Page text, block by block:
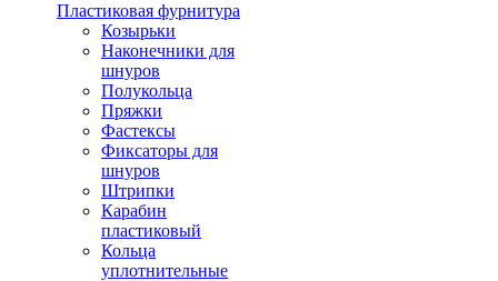
Пластиковая фурнитура
Козырьки
Наконечники для
шнуров
Полукольца
Пряжки
Фастексы
Фиксаторы для
шнуров
Штрипки
Карабин
пластиковый
Кольца
уплотнительные